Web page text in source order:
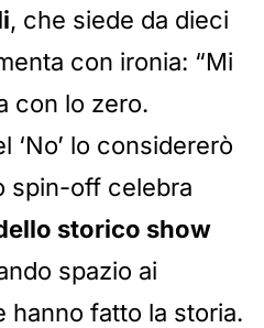
, che siede da dieci
con ironia: “Mi
con lo zero.
‘No’ lo considererò
spin-off celebra
storico show
spazio ai
hanno fatto la storia.